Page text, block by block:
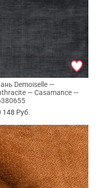
Demoiselle —
— Casamance —
148 Руб.